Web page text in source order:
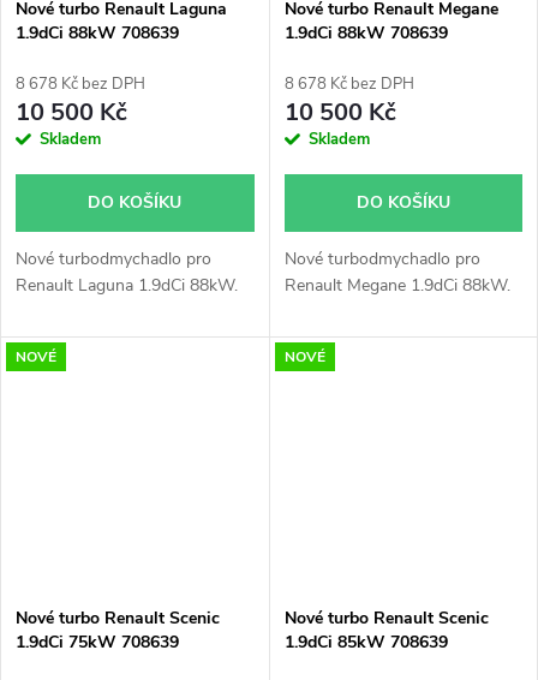
Nové turbo Renault Laguna
1.9dCi 88kW 708639
8 678 Kč bez DPH
10 500 Kč
Skladem
DO KOŠÍKU
Nové turbodmychadlo pro
Renault Laguna 1.9dCi 88kW.
Nové turbo Renault Megane
1.9dCi 88kW 708639
8 678 Kč bez DPH
10 500 Kč
Skladem
DO KOŠÍKU
Nové turbodmychadlo pro
Renault Megane 1.9dCi 88kW.
NOVÉ
Nové turbo Renault Scenic
1.9dCi 75kW 708639
NOVÉ
Nové turbo Renault Scenic
1.9dCi 85kW 708639